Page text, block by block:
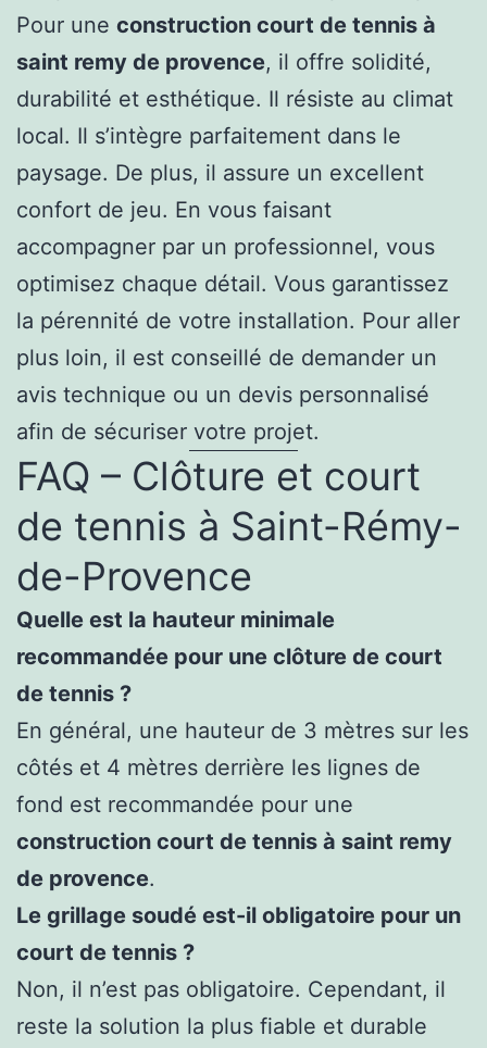
Pour une construction court de tennis à
saint remy de provence, il offre solidité,
durabilité et esthétique. Il résiste au climat
local. Il s’intègre parfaitement dans le
paysage. De plus, il assure un excellent
confort de jeu. En vous faisant
accompagner par un professionnel, vous
optimisez chaque détail. Vous garantissez
la pérennité de votre installation. Pour aller
plus loin, il est conseillé de demander un
avis technique ou un devis personnalisé
afin de sécuriser votre projet.
FAQ – Clôture et court
de tennis à Saint-Rémy-
de-Provence
Quelle est la hauteur minimale
recommandée pour une clôture de court
de tennis ?
En général, une hauteur de 3 mètres sur les
côtés et 4 mètres derrière les lignes de
fond est recommandée pour une
construction court de tennis à saint remy
de provence.
Le grillage soudé est-il obligatoire pour un
court de tennis ?
Non, il n’est pas obligatoire. Cependant, il
reste la solution la plus fiable et durable